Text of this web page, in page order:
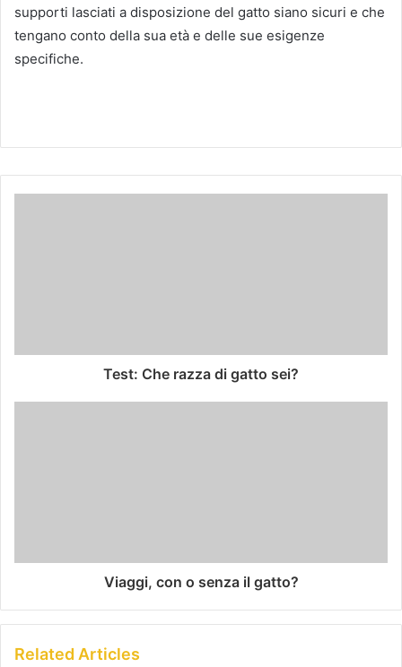
supporti lasciati a disposizione del gatto siano sicuri e che
tengano conto della sua età e delle sue esigenze
specifiche.
Test: Che razza di gatto sei?
Viaggi, con o senza il gatto?
Related Articles